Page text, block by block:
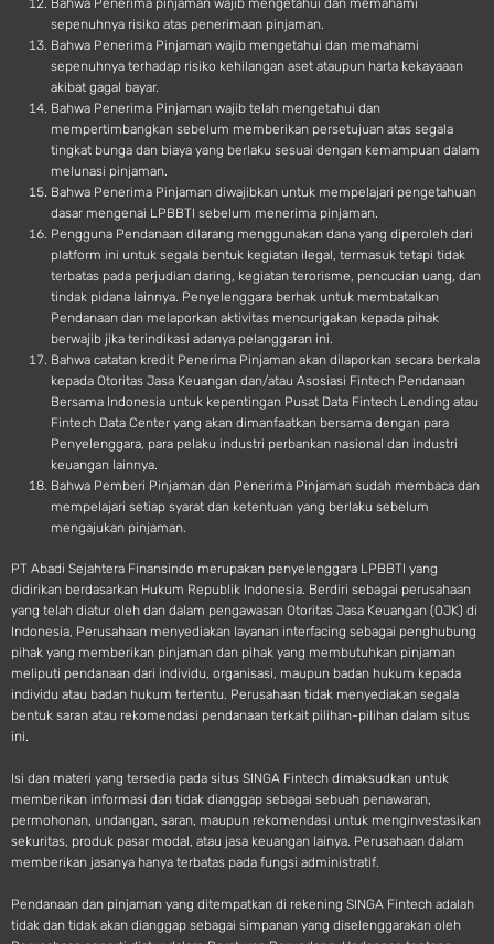
Bahwa Penerima pinjaman wajib mengetahui dan memahami
sepenuhnya risiko atas penerimaan pinjaman.
Bahwa Penerima Pinjaman wajib mengetahui dan memahami
sepenuhnya terhadap risiko kehilangan aset ataupun harta kekayaaan
akibat gagal bayar.
Bahwa Penerima Pinjaman wajib telah mengetahui dan
mempertimbangkan sebelum memberikan persetujuan atas segala
tingkat bunga dan biaya yang berlaku sesuai dengan kemampuan dalam
melunasi pinjaman.
Bahwa Penerima Pinjaman diwajibkan untuk mempelajari pengetahuan
dasar mengenai LPBBTI sebelum menerima pinjaman.
Pengguna Pendanaan dilarang menggunakan dana yang diperoleh dari
platform ini untuk segala bentuk kegiatan ilegal, termasuk tetapi tidak
terbatas pada perjudian daring, kegiatan terorisme, pencucian uang, dan
tindak pidana lainnya. Penyelenggara berhak untuk membatalkan
Pendanaan dan melaporkan aktivitas mencurigakan kepada pihak
berwajib jika terindikasi adanya pelanggaran ini.
Bahwa catatan kredit Penerima Pinjaman akan dilaporkan secara berkala
kepada Otoritas Jasa Keuangan dan/atau Asosiasi Fintech Pendanaan
Bersama Indonesia untuk kepentingan Pusat Data Fintech Lending atau
Fintech Data Center yang akan dimanfaatkan bersama dengan para
Penyelenggara, para pelaku industri perbankan nasional dan industri
keuangan lainnya.
Bahwa Pemberi Pinjaman dan Penerima Pinjaman sudah membaca dan
mempelajari setiap syarat dan ketentuan yang berlaku sebelum
mengajukan pinjaman.
PT Abadi Sejahtera Finansindo merupakan penyelenggara LPBBTI yang
didirikan berdasarkan Hukum Republik Indonesia. Berdiri sebagai perusahaan
yang telah diatur oleh dan dalam pengawasan Otoritas Jasa Keuangan (OJK) di
Indonesia, Perusahaan menyediakan layanan interfacing sebagai penghubung
pihak yang memberikan pinjaman dan pihak yang membutuhkan pinjaman
meliputi pendanaan dari individu, organisasi, maupun badan hukum kepada
individu atau badan hukum tertentu. Perusahaan tidak menyediakan segala
bentuk saran atau rekomendasi pendanaan terkait pilihan-pilihan dalam situs
ini.
Isi dan materi yang tersedia pada situs SINGA Fintech dimaksudkan untuk
memberikan informasi dan tidak dianggap sebagai sebuah penawaran,
permohonan, undangan, saran, maupun rekomendasi untuk menginvestasikan
sekuritas, produk pasar modal, atau jasa keuangan lainya. Perusahaan dalam
memberikan jasanya hanya terbatas pada fungsi administratif.
Pendanaan dan pinjaman yang ditempatkan di rekening SINGA Fintech adalah
tidak dan tidak akan dianggap sebagai simpanan yang diselenggarakan oleh